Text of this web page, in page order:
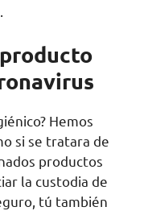
Hemos
si se tratara de
productos
la custodia de
tú también